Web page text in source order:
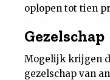
oplopen tot tien
Gezelschap
Mogelijk krijgen
gezelschap van